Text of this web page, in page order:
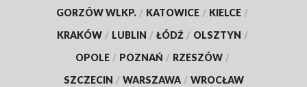
GORZÓW WLKP. / KATOWICE / KIELCE /
KRAKÓW / LUBLIN / ŁÓDŹ / OLSZTYN /
OPOLE / POZNAŃ / RZESZÓW /
SZCZECIN / WARSZAWA / WROCŁAW